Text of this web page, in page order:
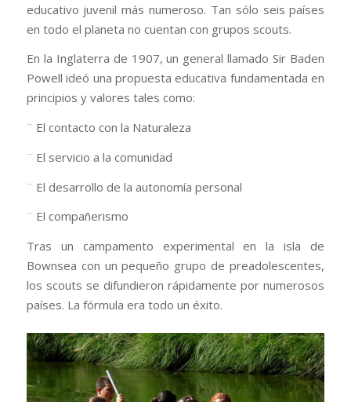
educativo juvenil más numeroso. Tan sólo seis países
en todo el planeta no cuentan con grupos scouts.
En la Inglaterra de 1907, un general llamado Sir Baden
Powell ideó una propuesta educativa fundamentada en
principios y valores tales como:
¨ El contacto con la Naturaleza
¨ El servicio a la comunidad
¨ El desarrollo de la autonomía personal
¨ El compañerismo
Tras un campamento experimental en la isla de
Bownsea con un pequeño grupo de preadolescentes,
los scouts se difundieron rápidamente por numerosos
países. La fórmula era todo un éxito.